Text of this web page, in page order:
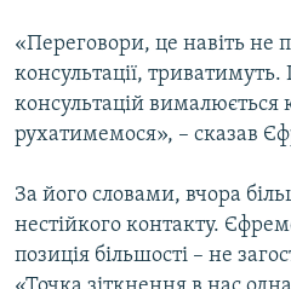
«Переговори, це навіть не
консультації, триватимуть.
консультацій вималюється
рухатимемося», – сказав
За його словами, вчора
нестійкого контакту.
позиція більшості – не